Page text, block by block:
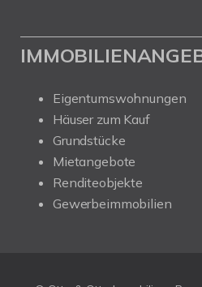
Eigentumswohnungen
Häuser zum Kauf
Grundstücke
Mietangebote
Renditeobjekte
Gewerbeimmobilien